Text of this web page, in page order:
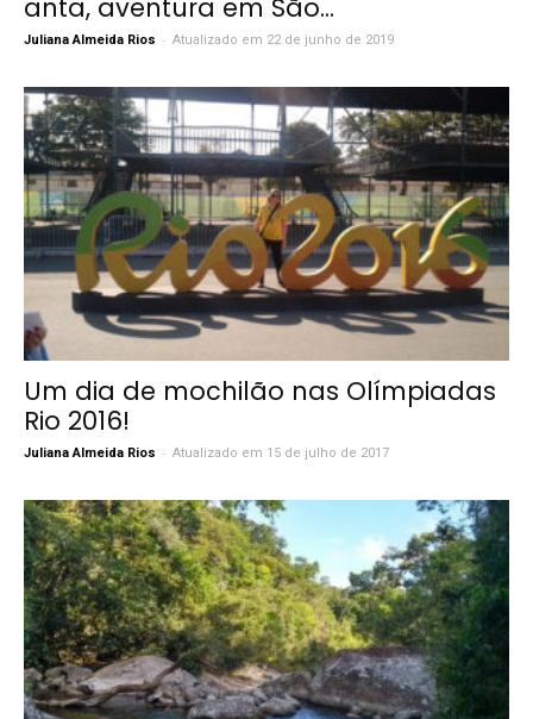
anta, aventura em São...
Juliana Almeida Rios - Atualizado em 22 de junho de 2019
Um dia de mochilão nas Olímpiadas
Rio 2016!
Juliana Almeida Rios - Atualizado em 15 de julho de 2017